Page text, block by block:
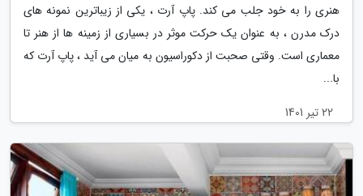
هنری را به خود جلب می کند. پاپ آرت ، یکی از زیباترین نمونه های
درک مدرن ، به عنوان یک حرکت موثر در بسیاری از زمینه ها از هنر تا
معماری است. وقتی صحبت از دکوراسیون به میان می آید ، پاپ آرت که
با...
22 تیر 1401